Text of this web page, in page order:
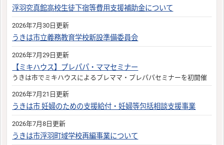
浮羽究真館高校生徒下宿等費用支援補助金について
2026年7月30日更新
うきは市立義務教育学校新設準備委員会
2026年7月29日更新
【ミキハウス】プレパパ・ママセミナー
うきは市でミキハウスによるプレママ・プレパパセミナーを初開催
2026年7月21日更新
うきは市 妊婦のための支援給付・妊婦等包括相談支援事業
2026年7月8日更新
うきは市浮羽町域学校再編事業について